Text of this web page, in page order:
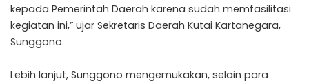
kepada Pemerintah Daerah karena sudah memfasilitasi
kegiatan ini,” ujar Sekretaris Daerah Kutai Kartanegara,
Sunggono.
Lebih lanjut, Sunggono mengemukakan, selain para